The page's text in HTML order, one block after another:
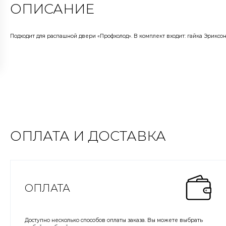
ОПИСАНИЕ
Подходит для распашной двери «Профхолод». В комплект входит: гайка
ОПЛАТА И ДОСТАВКА
ОПЛАТА
Доступно несколько способов оплаты заказа. Вы можете выбрать